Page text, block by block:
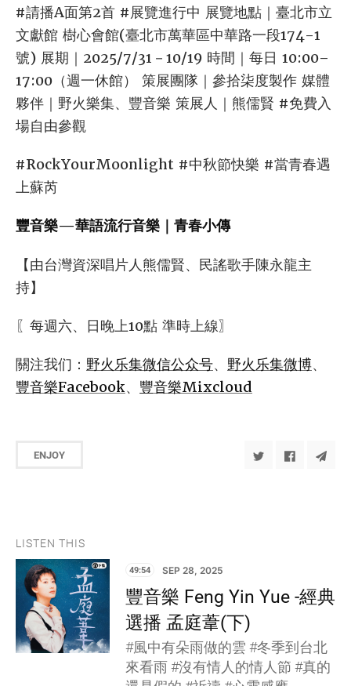
#請播A面第2首 #展覽進行中 展覽地點｜臺北市立
文獻館 樹心會館(臺北市萬華區中華路一段174-1
號) 展期｜2025/7/31－10/19 時間｜每日 10:00–
17:00（週一休館） 策展團隊｜參拾柒度製作 媒體
夥伴｜野火樂集、豐音樂 策展人｜熊儒賢 #免費入
場自由參觀
#RockYourMoonlight #中秋節快樂 #當青春遇
上蘇芮
豐音樂—華語流行音樂｜青春小傳
【由台灣資深唱片人熊儒賢、民謠歌手陳永龍主
持】
〖每週六、日晚上10點 準時上線〗
關注我们： 野火乐集微信公众号、 野火乐集微博、
豐音樂Facebook、 豐音樂Mixcloud
ENJOY
LISTEN THIS
49:54 SEP 28, 2025
豐音樂 Feng Yin Yue -經典
選播 孟庭葦(下)
#風中有朵雨做的雲 #冬季到台北
來看雨 #沒有情人的情人節 #真的